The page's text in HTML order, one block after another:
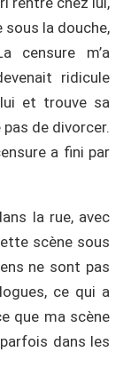
sous la douche,
censure m’a
ridicule
et trouve sa
de divorcer.
a fini par
la rue, avec
scène sous
ne sont pas
ce qui a
que ma scène
dans les